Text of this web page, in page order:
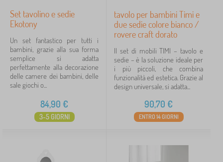
Set tavolino e sedie
Ekotony
Un set fantastico per tutti i
bambini, grazie alla sua forma
semplice si adatta
perfettamente alla decorazione
delle camere dei bambini, delle
sale giochi o...
84,90 €
3-5 GIORNI
tavolo per bambini Timi e
due sedie colore bianco /
rovere craft dorato
Il set di mobili TIMI – tavolo e
sedie – è la soluzione ideale per
i più piccoli, che combina
funzionalità ed estetica. Grazie al
design universale, si adatta...
90,70 €
ENTRO 14 GIORNI